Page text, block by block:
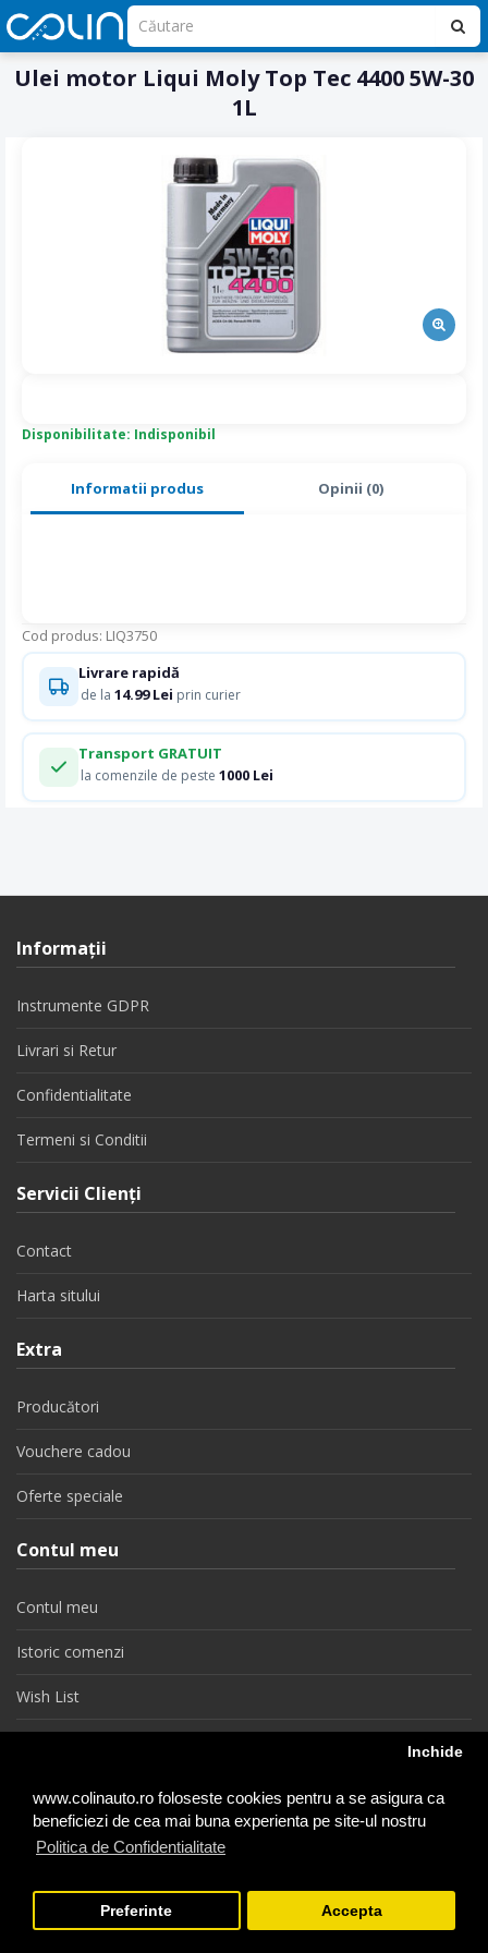
www.colinauto.ro foloseste cookies pentru a se asigura ca
beneficiezi de cea mai buna experienta pe site-ul nostru
Politica de Confidentialitate
Inchide
Preferinte Accepta
Ulei motor Liqui Moly Top Tec 4400 5W-30
1L
Informatii produs Opinii (0)
Cod produs: LIQ3750
Disponibilitate: Indisponibil
Livrare rapidă
de la 14.99 Lei prin curier
Transport GRATUIT
la comenzile de peste 1000 Lei
Informaţii
Instrumente GDPR
Livrari si Retur
Confidentialitate
Termeni si Conditii
Servicii Clienţi
Contact
Harta sitului
Extra
Producători
Vouchere cadou
Oferte speciale
Contul meu
Contul meu
Istoric comenzi
Wish List